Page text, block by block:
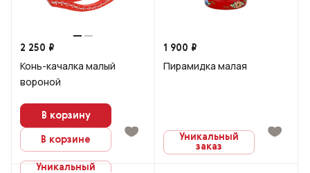
2 250 ₽
Конь-качалка малый
вороной
В корзину
В корзине
Уникальный
1 900 ₽
Пирамидка малая
Уникальный
заказ